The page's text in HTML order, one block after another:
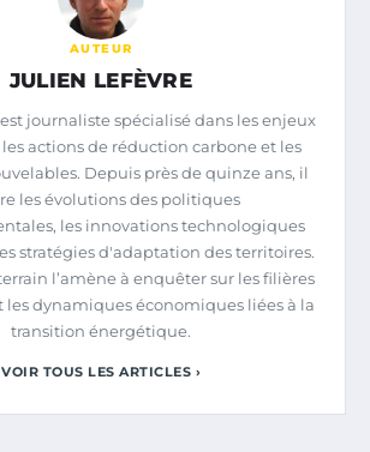
AUTEUR
JULIEN LEFÈVRE
journaliste spécialisé dans les enjeux
actions de réduction carbone et les
Depuis près de quinze ans, il
les évolutions des politiques
les innovations technologiques
stratégies d'adaptation des territoires.
l’amène à enquêter sur les filières
les dynamiques économiques liées à la
transition énergétique.
VOIR TOUS LES ARTICLES ›